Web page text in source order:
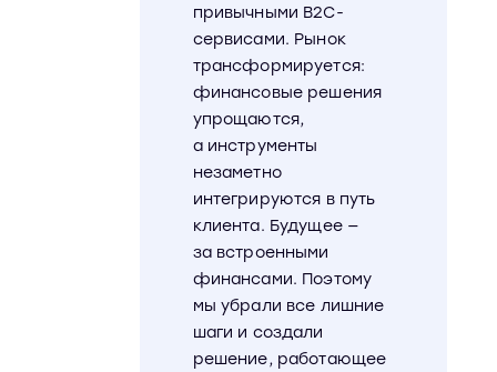
привычными В2С-
сервисами. Рынок
трансформируется:
финансовые решения
упрощаются,
а инструменты
незаметно
интегрируются в путь
клиента. Будущее —
за встроенными
финансами. Поэтому
мы убрали все лишние
шаги и создали
решение, работающее